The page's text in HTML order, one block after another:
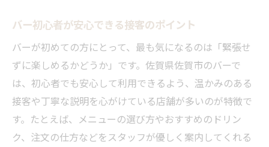
バー初心者が安心できる接客のポイント
バーが初めての方にとって、最も気になるのは「緊張せ
ずに楽しめるかどうか」です。佐賀県佐賀市のバーで
は、初心者でも安心して利用できるよう、温かみのある
接客や丁寧な説明を心がけている店舗が多いのが特徴で
す。たとえば、メニューの選び方やおすすめのドリン
ク、注文の仕方などをスタッフが優しく案内してくれる